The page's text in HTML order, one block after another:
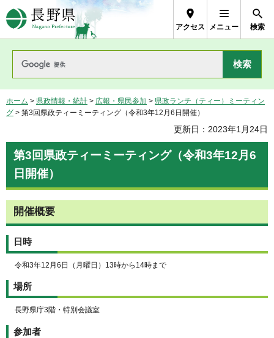
長野県Nagano Prefecture
アクセス メニュー 検索
ホーム > 県政情報・統計 > 広報・県民参加 > 県政ランチ（ティー）ミーティン
グ > 第3回県政ティーミーティング（令和3年12月6日開催）
更新日：2023年1月24日
第3回県政ティーミーティング（令和3年12月6
日開催）
開催概要
日時
令和3年12月6日（月曜日）13時から14時まで
場所
長野県庁3階・特別会議室
参加者